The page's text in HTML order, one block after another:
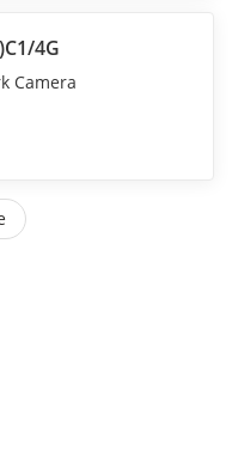
4G
Camera